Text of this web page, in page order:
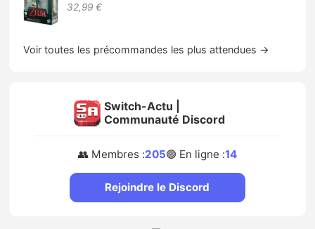
32,99 €
Voir toutes les précommandes les plus attendues →
Switch-Actu |
Communauté Discord
👥 Membres :205🟢 En ligne :14
Rejoindre le Discord